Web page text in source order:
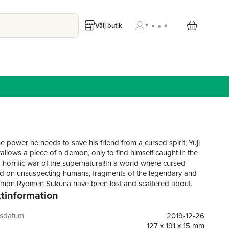
Välj butik
power he needs to save his friend from a cursed spirit, Yuji
a piece of a demon, only to find himself caught in the
horrific war of the supernatural!In a world where cursed
on unsuspecting humans, fragments of the legendary and
Ryomen Sukuna have been lost and scattered about.
demon consume Sukuna’s body parts, the power they gain
school of jujutsu sorcerers who exist to protect the
existence of the living from the supernatural!Although Yuji
2019-12-26
127 x 191 x 15 mm